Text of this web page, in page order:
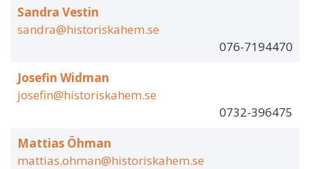
Sandra Vestin
sandra@historiskahem.se
076-7194470
Josefin Widman
josefin@historiskahem.se
0732-396475
Mattias Öhman
mattias.ohman@historiskahem.se